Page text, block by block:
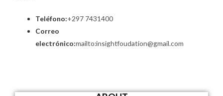
Teléfono:+297 7431400
Correo
electrónico:mailto:insightfoudation@gmail.com